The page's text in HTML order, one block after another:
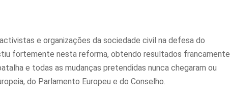
e organizações da sociedade civil na defesa do
fortemente nesta reforma, obtendo resultados francamente
e todas as mudanças pretendidas nunca chegaram ou
do Parlamento Europeu e do Conselho.